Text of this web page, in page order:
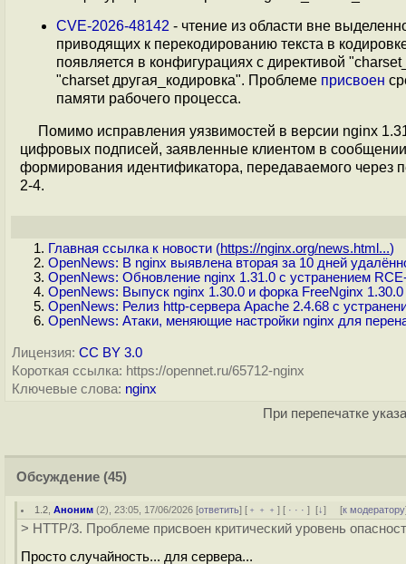
CVE-2026-48142 - чтение из области вне
приводящих к перекодированию текста в
появляется в конфигурациях с директивой
"charset другая_кодировка". Проблеме присвоен
памяти рабочего процесса.
Помимо исправления уязвимостей в версии nginx
цифровых подписей, заявленные клиентом в
формирования идентификатора, передаваемого через
2-4.
Главная ссылка к новости (https://nginx.org/news.html...)
OpenNews: В nginx выявлена вторая за 10 дней
OpenNews: Обновление nginx 1.31.0 с устранением
OpenNews: Выпуск nginx 1.30.0 и форка FreeNginx 1.30.0
OpenNews: Релиз http-сервера Apache 2.4.68 с
OpenNews: Атаки, меняющие настройки nginx для
Лицензия: CC BY 3.0
Короткая ссылка: https://opennet.ru/65712-nginx
Ключевые слова: nginx
При перепечатке
Обсуждение (45)
1.2 ,Аноним (2), 23:05, 17/06/2026 [ответить] [ ﹢﹢﹢] [ · · ·][↓] [к модератору
> HTTP/3. Проблеме присвоен критический уровень
Просто случайность... для сервера...